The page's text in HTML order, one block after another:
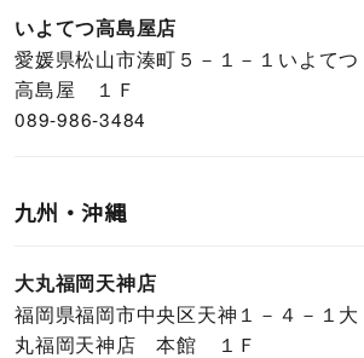
いよてつ高島屋店
愛媛県松山市湊町５－１－１いよてつ
高島屋 １Ｆ
089-986-3484
九州・沖縄
大丸福岡天神店
福岡県福岡市中央区天神１－４－１大
丸福岡天神店 本館 １Ｆ